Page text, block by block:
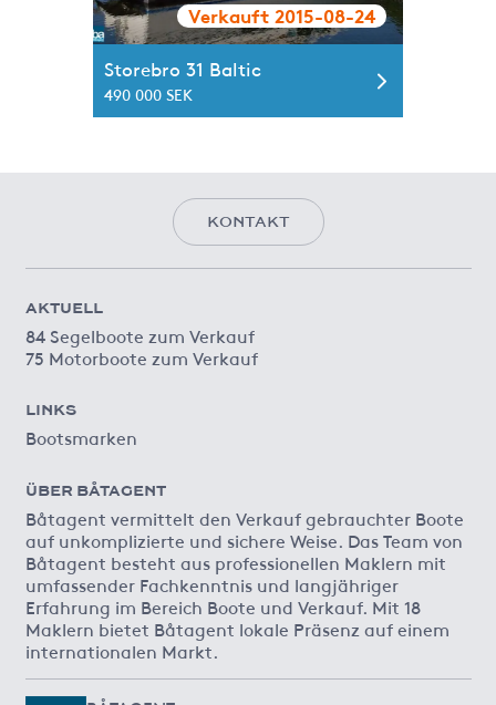
Verkauft 2015-08-24
Storebro 31 Baltic
490 000 SEK
KONTAKT
AKTUELL
84 Segelboote zum Verkauf
75 Motorboote zum Verkauf
LINKS
Bootsmarken
ÜBER BÅTAGENT
Båtagent vermittelt den Verkauf gebrauchter Boote
auf unkomplizierte und sichere Weise. Das Team von
Båtagent besteht aus professionellen Maklern mit
umfassender Fachkenntnis und langjähriger
Erfahrung im Bereich Boote und Verkauf. Mit 18
Maklern bietet Båtagent lokale Präsenz auf einem
internationalen Markt.